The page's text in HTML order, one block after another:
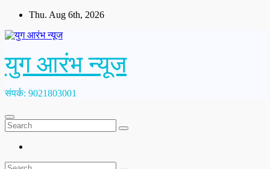
Skip
content
Thu. Aug 6th, 2026
युग आरंभ न्यूज
संपर्क: 9021803001